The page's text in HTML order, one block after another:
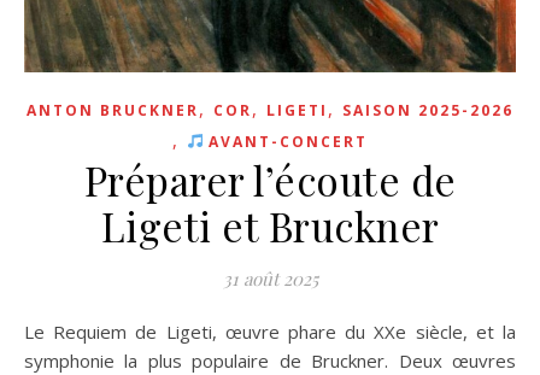
ANTON BRUCKNER, COR, LIGETI , SAISON 2025-2026
, AVANT-CONCERT
Préparer l’écoute de
Ligeti et Bruckner
31 août 2025
Le Requiem de Ligeti, œuvre phare du XXe siècle, et la
symphonie la plus populaire de Bruckner. Deux œuvres